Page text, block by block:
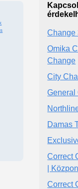
Change
Omika
Change
City
General
Damas
Correct
|
Correct